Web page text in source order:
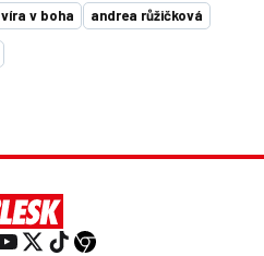
víra v boha andrea růžičková